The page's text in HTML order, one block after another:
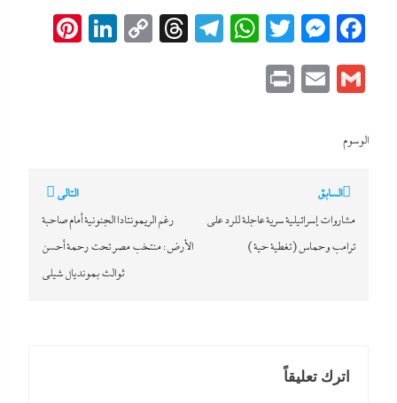
Facebook
Messenger
Twitter
WhatsApp
Telegram
Threads
Copy
Gmail
Email
الوسوم
تصفّح
المقالات
السابق
مشاروات إسرائيلية سرية عاجلة للرد على
ترامب وحماس(تغطية حية)
التالي
رغم الريمونتادا الجنونية أمام صاحبة
الأرض: منتخب مصر تحت رحمة أحسن
ثوالث بمونديال شيلى
اترك تعليقاً